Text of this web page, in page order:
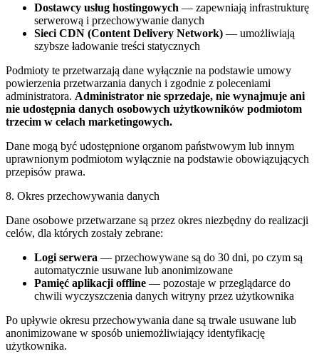
Dostawcy usług hostingowych — zapewniają infrastrukturę
serwerową i przechowywanie danych
Sieci CDN (Content Delivery Network) — umożliwiają
szybsze ładowanie treści statycznych
Podmioty te przetwarzają dane wyłącznie na podstawie umowy
powierzenia przetwarzania danych i zgodnie z poleceniami
administratora. Administrator nie sprzedaje, nie wynajmuje ani
nie udostępnia danych osobowych użytkowników podmiotom
trzecim w celach marketingowych.
Dane mogą być udostępnione organom państwowym lub innym
uprawnionym podmiotom wyłącznie na podstawie obowiązujących
przepisów prawa.
8. Okres przechowywania danych
Dane osobowe przetwarzane są przez okres niezbędny do realizacji
celów, dla których zostały zebrane:
Logi serwera — przechowywane są do 30 dni, po czym są
automatycznie usuwane lub anonimizowane
Pamięć aplikacji offline — pozostaje w przeglądarce do
chwili wyczyszczenia danych witryny przez użytkownika
Po upływie okresu przechowywania dane są trwale usuwane lub
anonimizowane w sposób uniemożliwiający identyfikację
użytkownika.